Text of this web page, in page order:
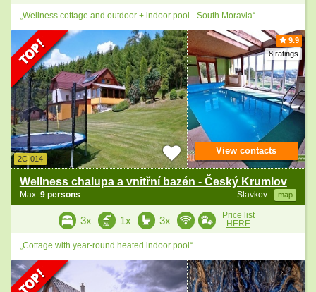
„Wellness cottage and outdoor + indoor pool - South Moravia“
9.9
8 ratings
2C-014
Wellness chalupa a vnitřní bazén - Český Krumlov
Slavkov map
Max. 9 persons
View contacts
3x 1x 3x
Price list
HERE
„Cottage with year-round heated indoor pool“